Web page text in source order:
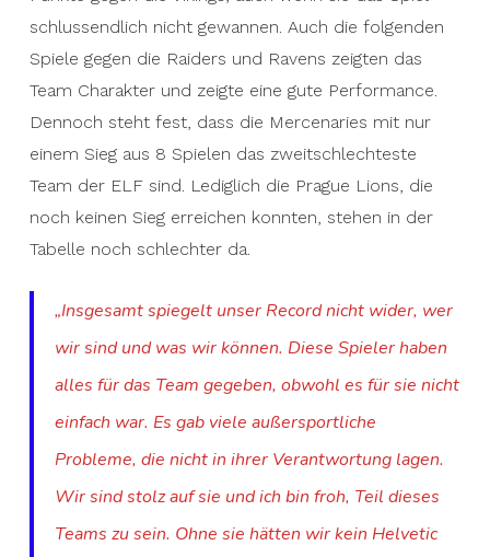
schlussendlich nicht gewannen. Auch die folgenden
Spiele gegen die Raiders und Ravens zeigten das
Team Charakter und zeigte eine gute Performance.
Dennoch steht fest, dass die Mercenaries mit nur
einem Sieg aus 8 Spielen das zweitschlechteste
Team der ELF sind. Lediglich die Prague Lions, die
noch keinen Sieg erreichen konnten, stehen in der
Tabelle noch schlechter da.
„Insgesamt spiegelt unser Record nicht wider, wer
wir sind und was wir können. Diese Spieler haben
alles für das Team gegeben, obwohl es für sie nicht
einfach war. Es gab viele außersportliche
Probleme, die nicht in ihrer Verantwortung lagen.
Wir sind stolz auf sie und ich bin froh, Teil dieses
Teams zu sein. Ohne sie hätten wir kein Helvetic